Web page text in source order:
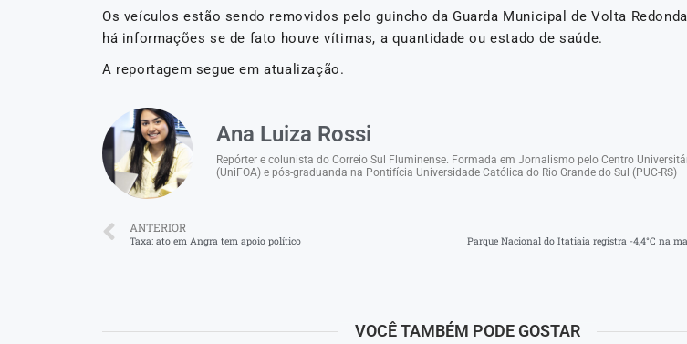
Os veículos estão sendo removidos pelo guincho da Guarda Municipal de Volta
há informações se de fato houve vítimas, a quantidade ou estado de saúde.
A reportagem segue em atualização.
Ana Luiza Rossi
Repórter e colunista do Correio Sul Fluminense. Formada em Jornalismo pelo Centro
(UniFOA) e pós-graduanda na Pontifícia Universidade Católica do Rio Grande do Sul (PUC-RS)
ANTERIOR
Taxa: ato em Angra tem apoio político
VOCÊ TAMBÉM PODE GOSTAR